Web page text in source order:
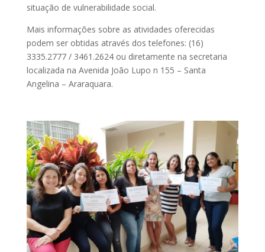
situação de vulnerabilidade social.
Mais informações sobre as atividades oferecidas
podem ser obtidas através dos telefones: (16)
3335.2777 / 3461.2624 ou diretamente na secretaria
localizada na Avenida João Lupo n 155 – Santa
Angelina – Araraquara.